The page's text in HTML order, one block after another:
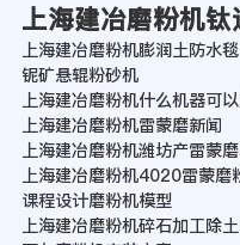
上海建冶磨粉机
上海建冶磨粉机膨润土防水
铌矿悬辊粉砂机
上海建冶磨粉机什么机器可
上海建冶磨粉机雷蒙磨新闻
上海建冶磨粉机潍坊产雷蒙
上海建冶磨粉机4020雷蒙磨
课程设计磨粉机模型
上海建冶磨粉机碎石加工除